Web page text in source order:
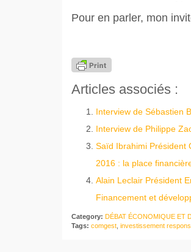
Pour en parler, mon
Articles associés :
Interview de Sébastien
Interview de Philippe
Saïd Ibrahimi Président
2016 : la place
Alain Leclair Président
Financement et
Category: DÉBAT ÉCONOMIQUE ET
Tags: comgest investissement